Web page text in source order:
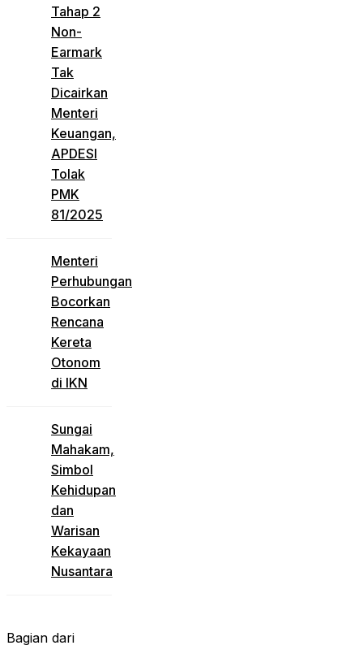
Tahap 2
Non-
Earmark
Tak
Dicairkan
Menteri
Keuangan,
APDESI
Tolak
PMK
81/2025
Menteri
Perhubungan
Bocorkan
Rencana
Kereta
Otonom
di IKN
Sungai
Mahakam,
Simbol
Kehidupan
dan
Warisan
Kekayaan
Nusantara
Bagian dari